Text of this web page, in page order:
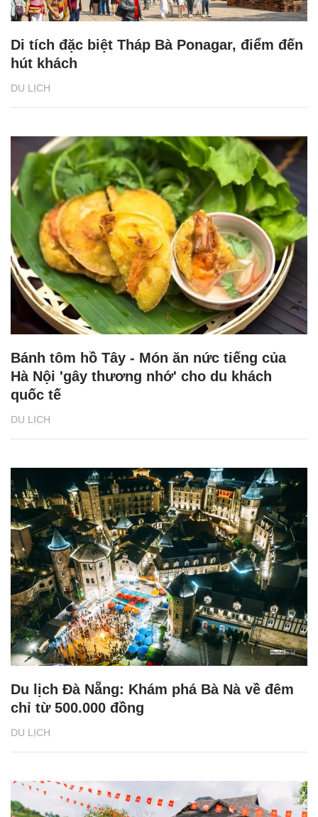
DU LỊCH
Di tích đặc biệt Tháp Bà Ponagar, điểm đến
hút khách
DU LỊCH
Bánh tôm hồ Tây - Món ăn nức tiếng của
Hà Nội 'gây thương nhớ' cho du khách
quốc tế
DU LỊCH
Du lịch Đà Nẵng: Khám phá Bà Nà về đêm
chỉ từ 500.000 đồng